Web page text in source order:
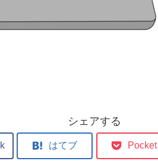
シェアする
はてブ Pocket